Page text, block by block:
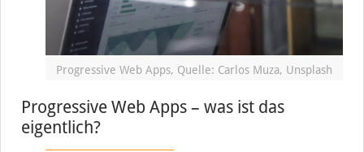
Progressive Web Apps, Quelle: Carlos Muza, Unsplash
Progressive Web Apps – was ist das
eigentlich?